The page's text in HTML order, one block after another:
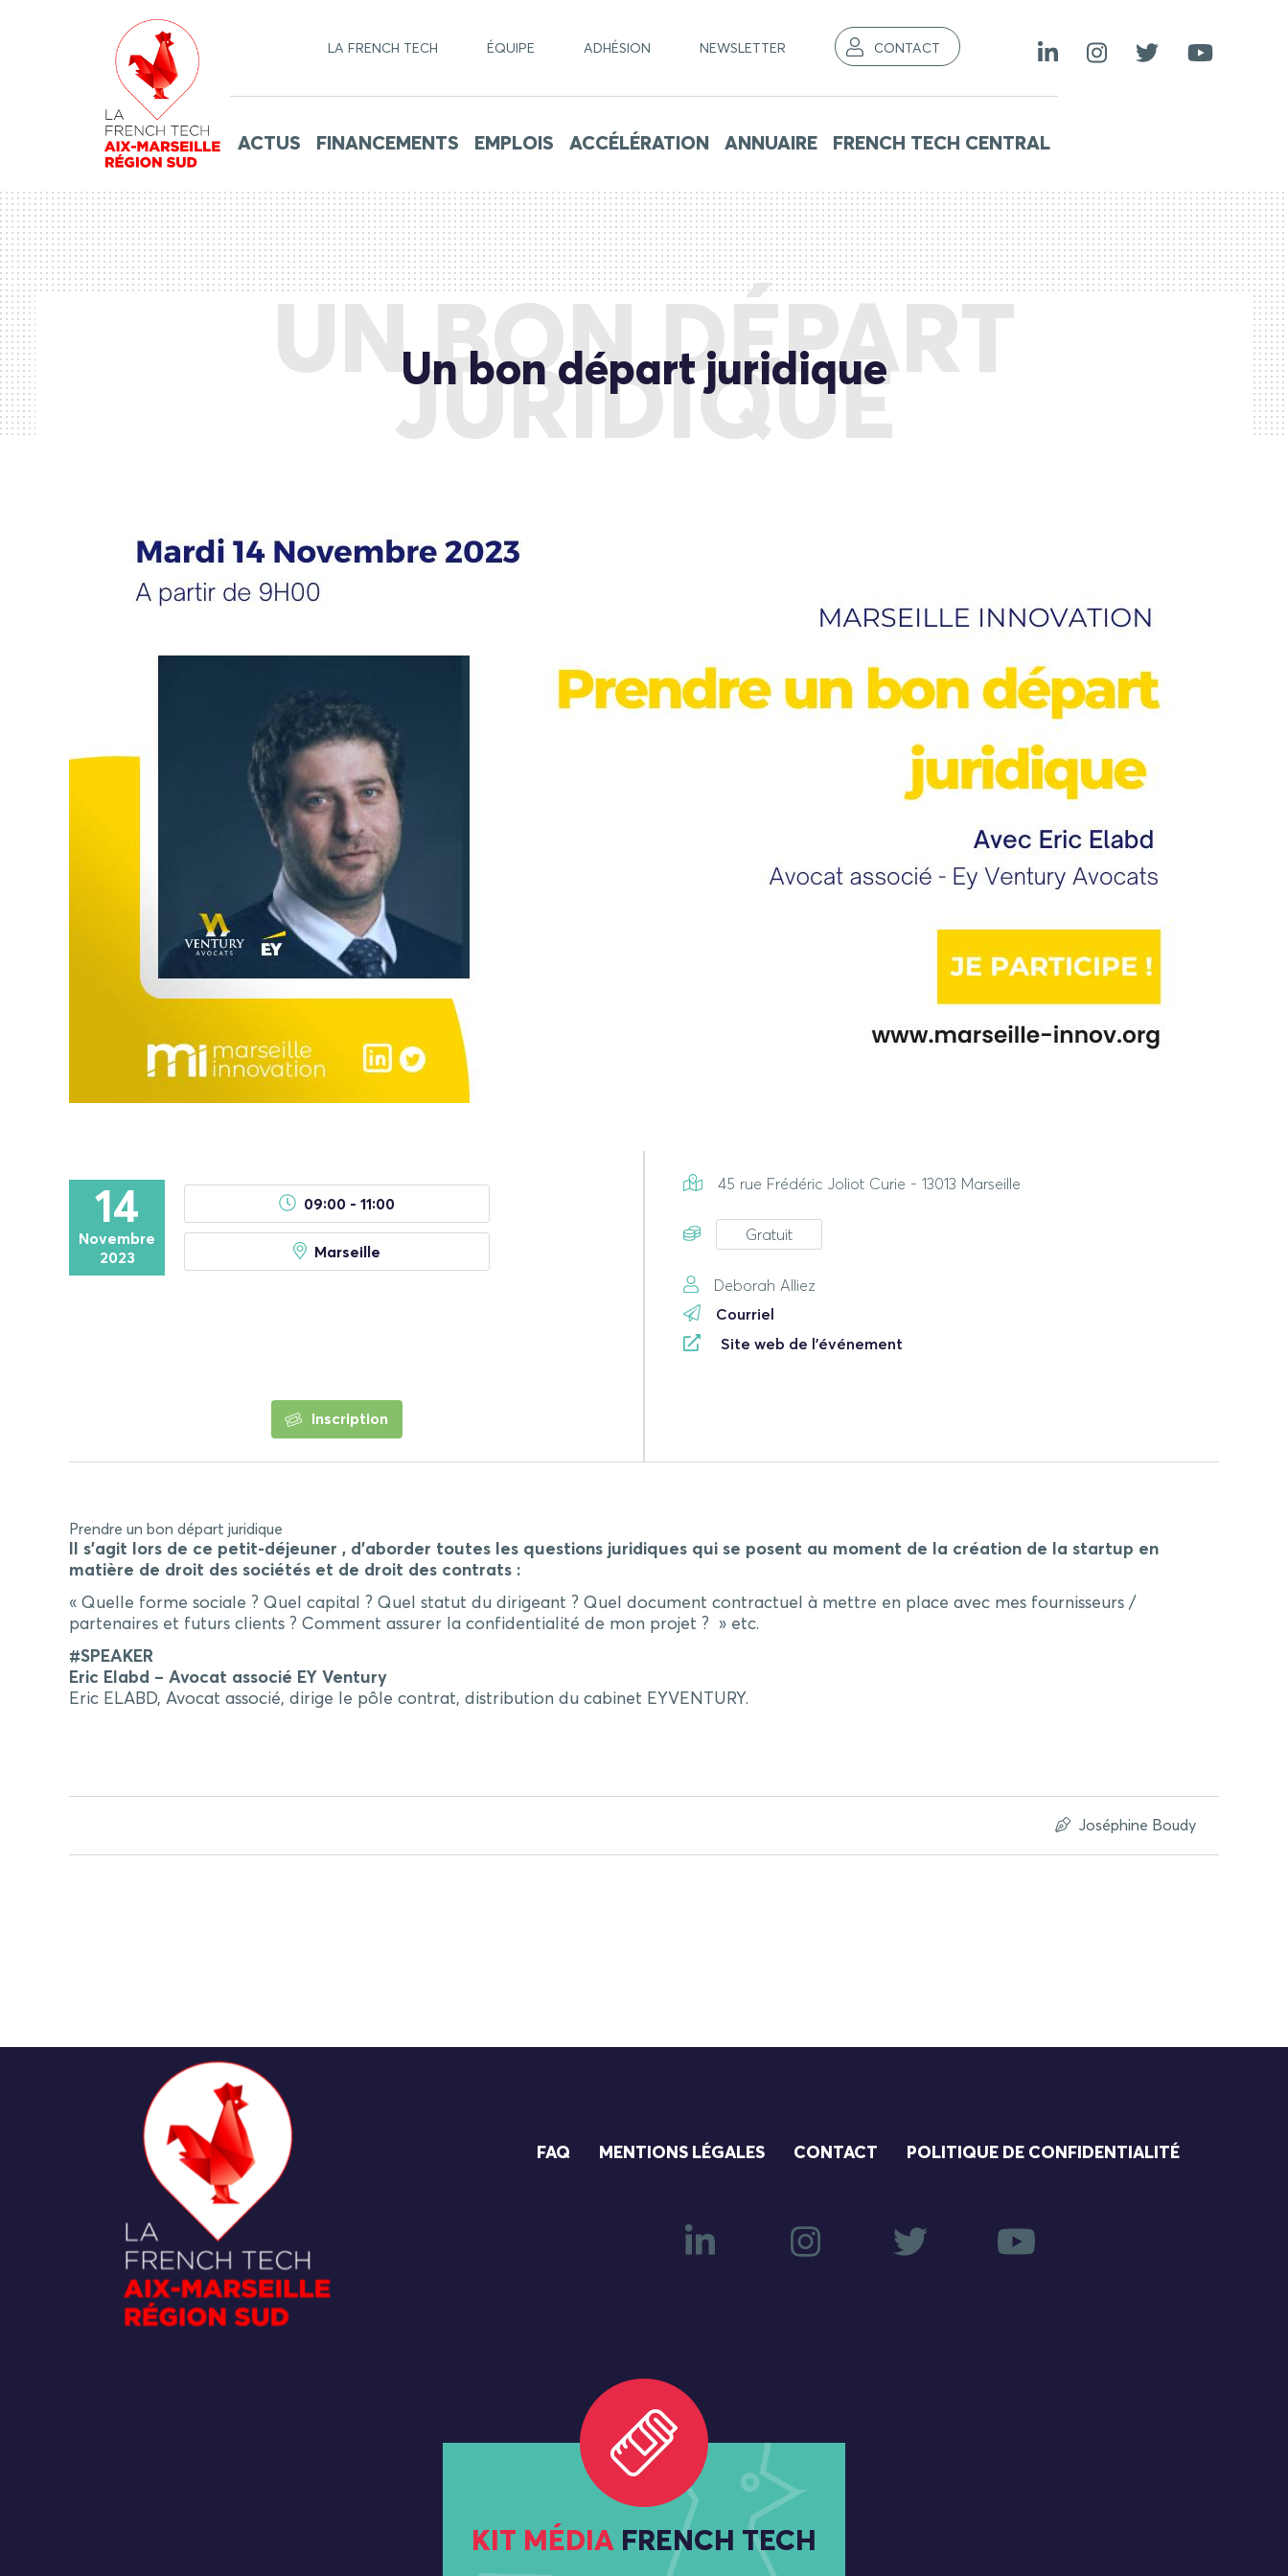
LA FRENCH TECH ÉQUIPE ADHÉSION NEWSLETTER CONTACT
ACTUS FINANCEMENTS EMPLOIS ACCÉLÉRATION ANNUAIRE FRENCH TECH CENTRAL
UN BON DÉPART
JURIDIQUE
Un bon départ juridique
14
Novembre
2023
09:00 - 11:00
Marseille
Inscription
45 rue Frédéric Joliot Curie - 13013 Marseille
Gratuit
Deborah Alliez
Courriel
Site web de l'événement
Prendre un bon départ juridique
Il s’agit lors de ce petit-déjeuner , d’aborder toutes les questions juridiques qui se posent au moment de la création de la startup en
matière de droit des sociétés et de droit des contrats :
« Quelle forme sociale ? Quel capital ? Quel statut du dirigeant ? Quel document contractuel à mettre en place avec mes fournisseurs /
partenaires et futurs clients ? Comment assurer la confidentialité de mon projet ? » etc.
#SPEAKER
Eric Elabd – Avocat associé EY Ventury
Eric ELABD, Avocat associé, dirige le pôle contrat, distribution du cabinet EYVENTURY.
Joséphine Boudy
FAQ MENTIONS LÉGALES CONTACT POLITIQUE DE CONFIDENTIALITÉ
KIT MÉDIA FRENCH TECH